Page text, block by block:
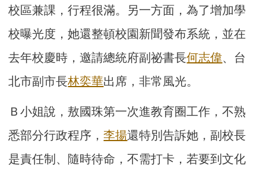
校區兼課，行程很滿。另一方面，為了增加學
校曝光度，她還整頓校園新聞發布系統，並在
去年校慶時，邀請總統府副祕書長何志偉、台
北市副市長林奕華出席，非常風光。
Ｂ小姐說，敖國珠第一次進教育圈工作，不熟
悉部分行政程序，李揚還特別告訴她，副校長
是責任制、隨時待命，不需打卡，若要到文化